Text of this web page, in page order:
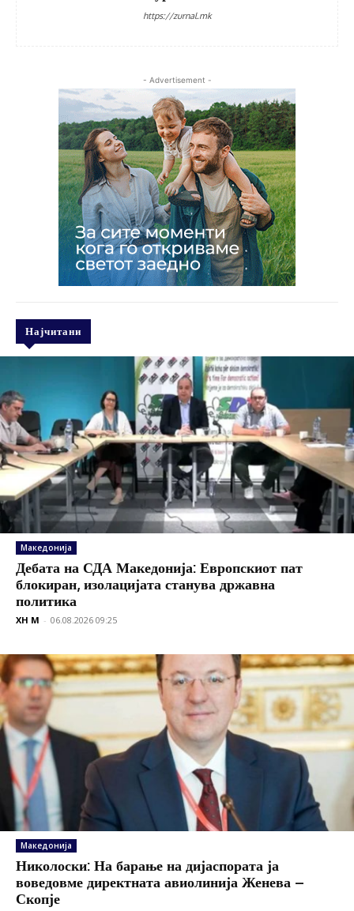
https://zurnal.mk
- Advertisement -
Најчитани
Македонија
Дебата на СДА Македонија: Европскиот пат
блокиран, изолацијата станува државна
политика
XH M - 06.08.2026 09:25
Македонија
Николоски: На барање на дијаспората ја
воведовме директната авиолинија Женева –
Скопје